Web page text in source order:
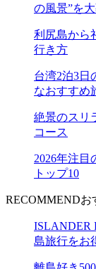
の風景”を大
利尻島から
行き方
台湾2泊3日
なおすすめ
絶景のスリ
コース
2026年注目
トップ10
RECOMMENDお
ISLANDER
島旅行をお